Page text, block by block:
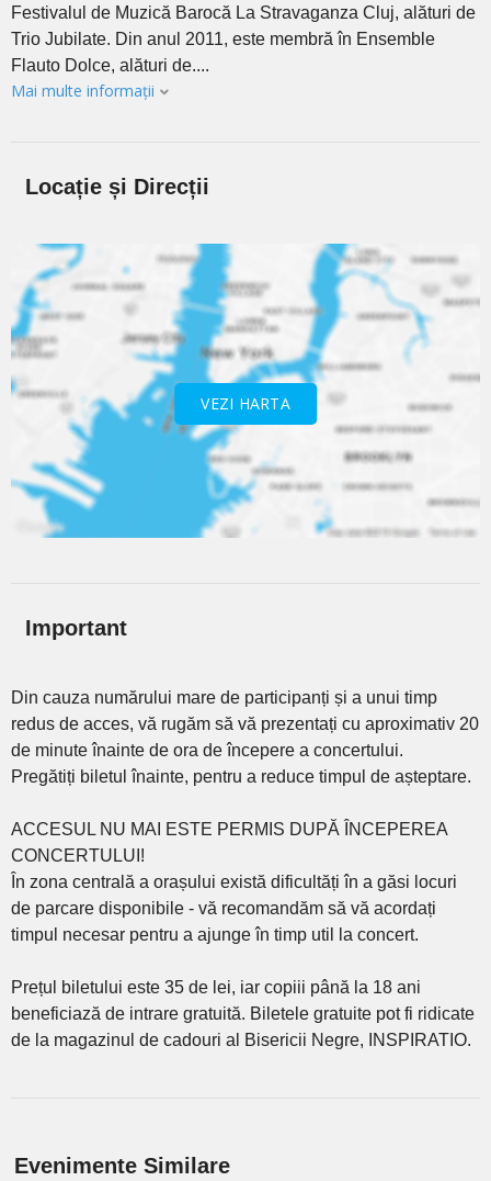
Festivalul de Muzică Barocă La Stravaganza Cluj, alături de
Trio Jubilate. Din anul 2011, este membră în Ensemble
Flauto Dolce, alături de....
Mai multe informații
Locație și Direcții
VEZI HARTA
Important
Din cauza numărului mare de participanți și a unui timp
redus de acces, vă rugăm să vă prezentați cu aproximativ 20
de minute înainte de ora de începere a concertului.
Pregătiți biletul înainte, pentru a reduce timpul de așteptare.
ACCESUL NU MAI ESTE PERMIS DUPĂ ÎNCEPEREA
CONCERTULUI!
În zona centrală a orașului există dificultăți în a găsi locuri
de parcare disponibile - vă recomandăm să vă acordați
timpul necesar pentru a ajunge în timp util la concert.
Prețul biletului este 35 de lei, iar copiii până la 18 ani
beneficiază de intrare gratuită. Biletele gratuite pot fi ridicate
de la magazinul de cadouri al Bisericii Negre, INSPIRATIO.
Evenimente Similare